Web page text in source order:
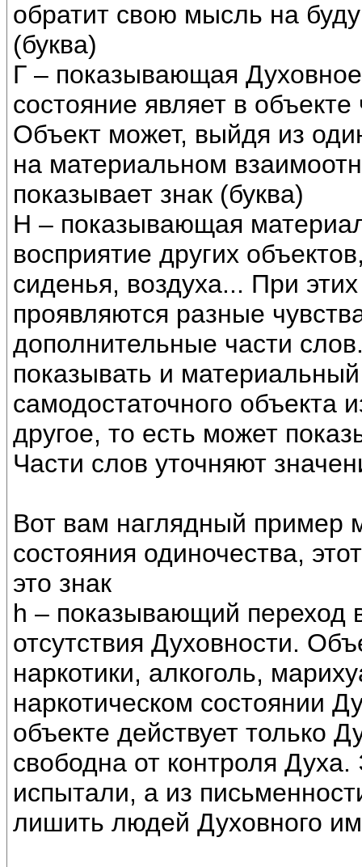
обратит свою мысль на
(буква)
Г – показывающая
состояние являет в
Объект может, выйдя из
на материальном
показывает знак (буква)
Н – показывающая
восприятие других
сиденья, воздуха... При
проявляются разные
дополнительные части
показывать и
самодостаточного объекта
другое, то есть может
Части слов уточняют
Вот вам наглядный пример
состояния одиночества,
это знак
h – показывающий переход
отсутствия Духовности.
наркотики, алкоголь,
наркотическом состоянии
объекте действует только
свободна от контроля
испытали, а из
лишить людей Духовного